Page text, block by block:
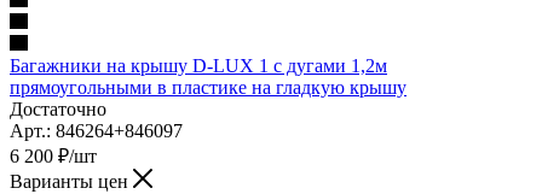
Багажники на крышу D-LUX 1 с дугами 1,2м
прямоугольными в пластике на гладкую крышу
Достаточно
Арт.: 846264+846097
6 200 ₽/шт
Варианты цен